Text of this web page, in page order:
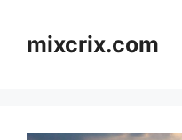
contentmixcrix.com